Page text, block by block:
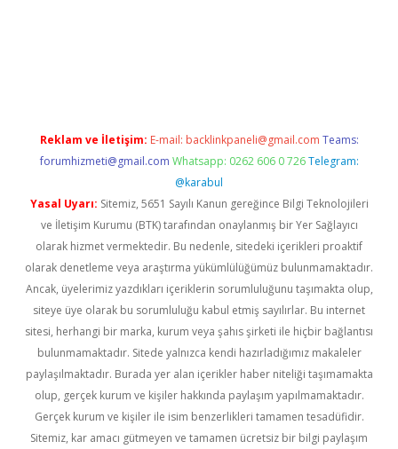
Reklam ve İletişim: E-mail: backlinkpaneli@gmail.com Teams:
forumhizmeti@gmail.com Whatsapp: 0262 606 0 726 Telegram:
@karabul
Yasal Uyarı: Sitemiz, 5651 Sayılı Kanun gereğince Bilgi Teknolojileri
ve İletişim Kurumu (BTK) tarafından onaylanmış bir Yer Sağlayıcı
olarak hizmet vermektedir. Bu nedenle, sitedeki içerikleri proaktif
olarak denetleme veya araştırma yükümlülüğümüz bulunmamaktadır.
Ancak, üyelerimiz yazdıkları içeriklerin sorumluluğunu taşımakta olup,
siteye üye olarak bu sorumluluğu kabul etmiş sayılırlar. Bu internet
sitesi, herhangi bir marka, kurum veya şahıs şirketi ile hiçbir bağlantısı
bulunmamaktadır. Sitede yalnızca kendi hazırladığımız makaleler
paylaşılmaktadır. Burada yer alan içerikler haber niteliği taşımamakta
olup, gerçek kurum ve kişiler hakkında paylaşım yapılmamaktadır.
Gerçek kurum ve kişiler ile isim benzerlikleri tamamen tesadüfidir.
Sitemiz, kar amacı gütmeyen ve tamamen ücretsiz bir bilgi paylaşım